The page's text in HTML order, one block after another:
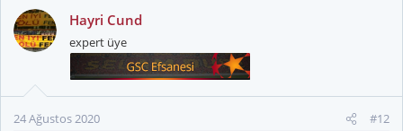
k
i
l
Hayri Cund
expert üye
24 Ağustos 2020 #12